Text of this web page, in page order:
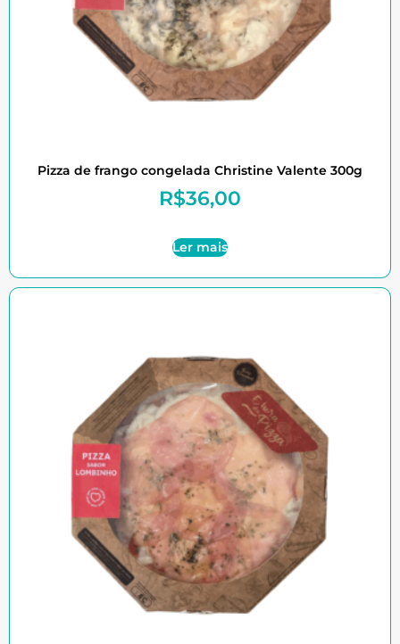
Pizza de frango congelada Christine Valente 300g
R$36,00
Ler mais